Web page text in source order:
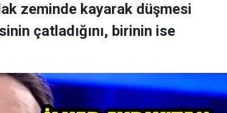
zeminde kayarak düşmesi
çatladığını, birinin ise